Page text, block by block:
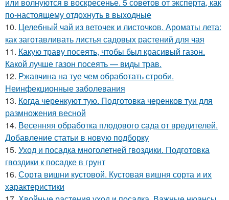
или волнуются в воскресенье. 5 советов от эксперта, как
по-настоящему отдохнуть в выходные
10. Целебный чай из веточек и листочков. Ароматы лета:
как заготавливать листья садовых растений для чая
11. Какую траву посеять, чтобы был красивый газон.
Какой лучше газон посеять — виды трав.
12. Ржавчина на туе чем обработать строби.
Неинфекционные заболевания
13. Когда черенкуют тую. Подготовка черенков туи для
размножения весной
14. Весенняя обработка плодового сада от вредителей.
Добавление статьи в новую подборку
15. Уход и посадка многолетней гвоздики. Подготовка
гвоздики к посадке в грунт
16. Сорта вишни кустовой. Кустовая вишня сорта и их
характеристики